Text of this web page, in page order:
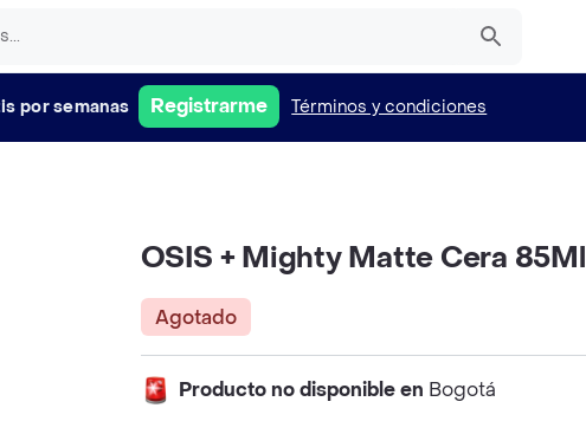
por semanas Registrarme Términos y condiciones
OSIS + Mighty Matte Cera 85Ml
Agotado
Producto no disponible en Bogotá